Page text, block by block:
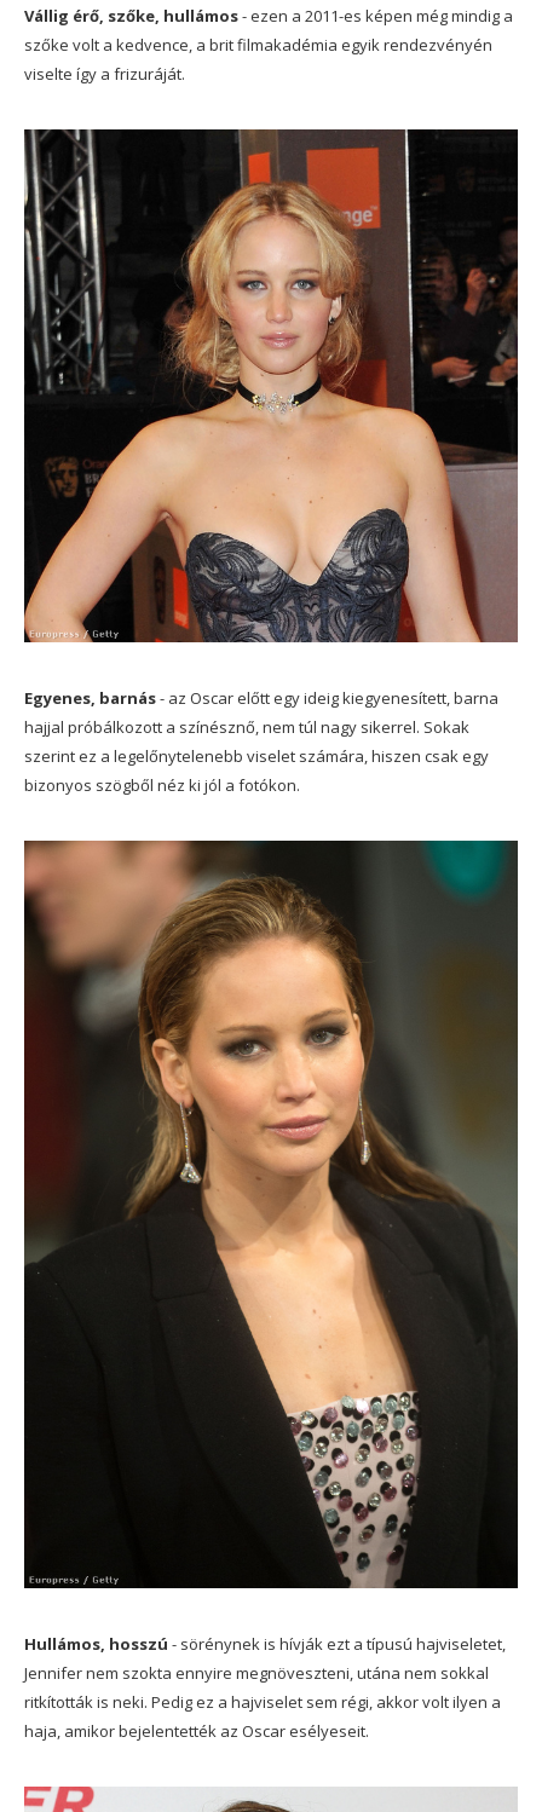
Vállig érő, szőke, hullámos- ezen a 2011-es képen még mindig a
szőke volt a kedvence, a brit filmakadémia egyik rendezvényén
viselte így a frizuráját.
Egyenes, barnás- az Oscar előtt egy ideig kiegyenesített, barna
hajjal próbálkozott a színésznő, nem túl nagy sikerrel. Sokak
szerint ez a legelőnytelenebb viselet számára, hiszen csak egy
bizonyos szögből néz ki jól a fotókon.
Hullámos, hosszú - sörénynek is hívják ezt a típusú hajviseletet,
Jennifer nem szokta ennyire megnöveszteni, utána nem sokkal
ritkították is neki. Pedig ez a hajviselet sem régi, akkor volt ilyen a
haja, amikor bejelentették az Oscar esélyeseit.